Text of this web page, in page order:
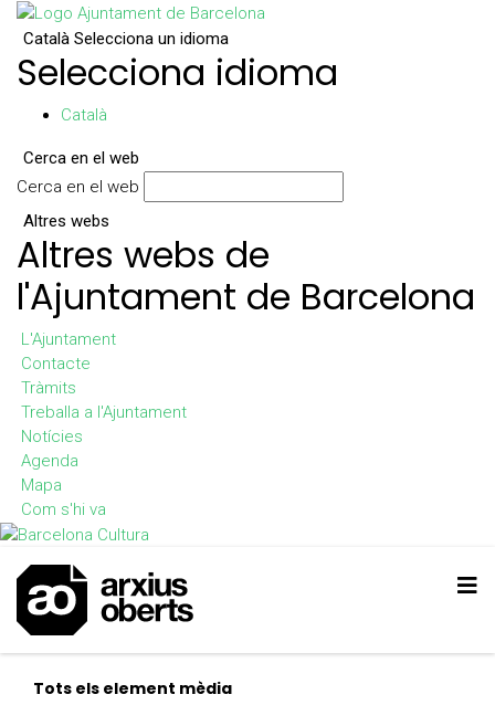
Català Selecciona un idioma
Selecciona idioma
Català
Cerca en el web
Cerca en el web
Altres webs
Altres webs de
l'Ajuntament de Barcelona
L'Ajuntament
Contacte
Tràmits
Treballa a l'Ajuntament
Notícies
Agenda
Mapa
Com s'hi va
Tots els element mèdia